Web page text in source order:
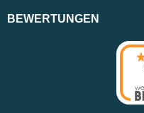
BEWERTUNGEN